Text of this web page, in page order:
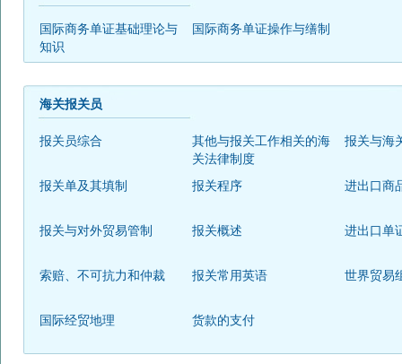
国际商务单证基础理论与
知识
国际商务单证操作与缮制
海关报关员
报关员综合
其他与报关工作相关的海
关法律制度
报关与海
报关单及其填制 报关程序 进出口商
报关与对外贸易管制 报关概述 进出口单
索赔、不可抗力和仲裁 报关常用英语 世界贸易
国际经贸地理 货款的支付